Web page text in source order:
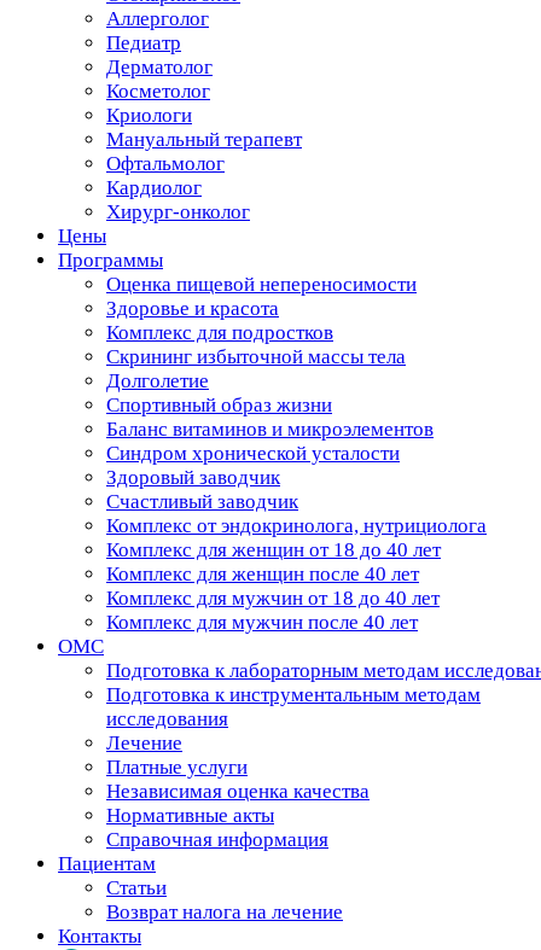
Аллерголог
Педиатр
Дерматолог
Косметолог
Криологи
Мануальный терапевт
Офтальмолог
Кардиолог
Хирург-онколог
Цены
Программы
Оценка пищевой непереносимости
Здоровье и красота
Комплекс для подростков
Скрининг избыточной массы тела
Долголетие
Спортивный образ жизни
Баланс витаминов и микроэлементов
Синдром хронической усталости
Здоровый заводчик
Счастливый заводчик
Комплекс от эндокринолога, нутрициолога
Комплекс для женщин от 18 до 40 лет
Комплекс для женщин после 40 лет
Комплекс для мужчин от 18 до 40 лет
Комплекс для мужчин после 40 лет
ОМС
Подготовка к лабораторным методам
Подготовка к инструментальным методам
исследования
Лечение
Платные услуги
Независимая оценка качества
Нормативные акты
Справочная информация
Пациентам
Статьи
Возврат налога на лечение
Контакты